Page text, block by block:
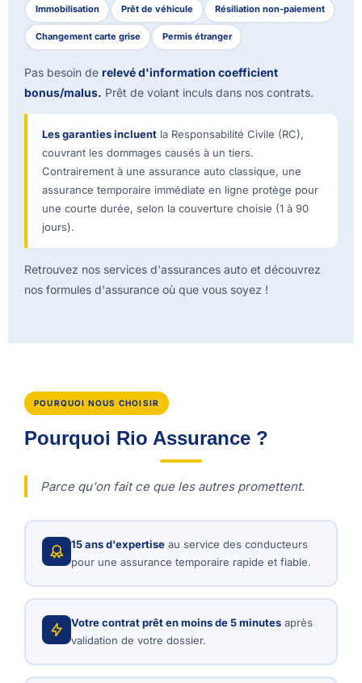
Immobilisation Prêt de véhicule Résiliation non-paiement
Changement carte grise Permis étranger
Pas besoin de relevé d'information coefficient
bonus/malus. Prêt de volant inculs dans nos contrats.
Les garanties incluent la Responsabilité Civile (RC),
couvrant les dommages causés à un tiers.
Contrairement à une assurance auto classique, une
assurance temporaire immédiate en ligne protège pour
une courte durée, selon la couverture choisie (1 à 90
jours).
Retrouvez nos services d'assurances auto et découvrez
nos formules d'assurance où que vous soyez !
POURQUOI NOUS CHOISIR
Pourquoi Rio Assurance ?
Parce qu'on fait ce que les autres promettent.
15 ans d'expertiseau service des conducteurs
pour une assurance temporaire rapide et fiable.
Votre contrat prêt en moins de 5 minutesaprès
validation de votre dossier.